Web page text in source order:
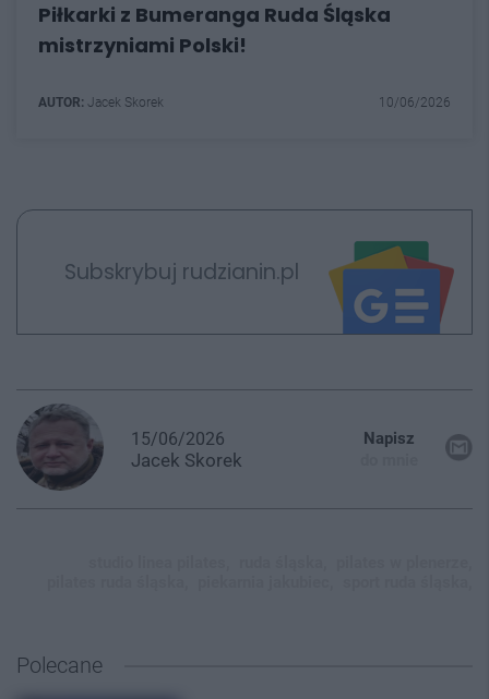
Piłkarki z Bumeranga Ruda Śląska
mistrzyniami Polski!
AUTOR: Jacek Skorek 10/06/2026
Subskrybuj rudzianin.pl
15/06/2026
Jacek Skorek
Napisz
Polecane